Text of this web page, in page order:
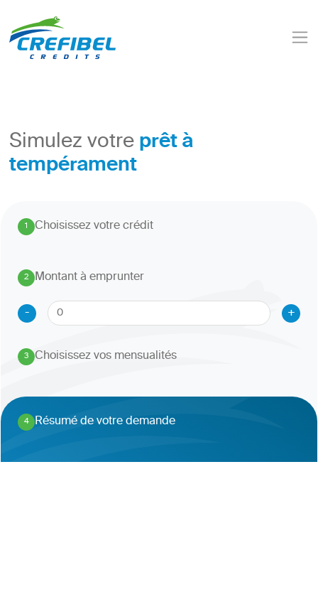
Simulez votreprêt à
tempérament
1. Choisissez votre crédit
2
.
Montant à emprunter
-
+
3
. Choisissez vos mensualités
4
. Résumé de votre demande